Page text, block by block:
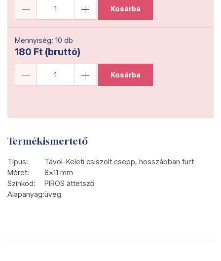
Kosárba
Mennyiség: 10 db
180 Ft (bruttó)
Kosárba
Termékismertető
Típus:
Távol-Keleti csiszolt csepp, hosszábban furt
Méret:
8x11 mm
Színkód:
PIROS áttetsző
Alapanyag:üveg